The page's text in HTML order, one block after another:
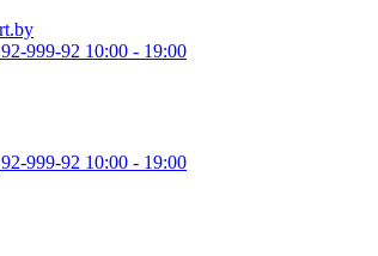
999-92 10:00 - 19:00
999-92 10:00 - 19:00